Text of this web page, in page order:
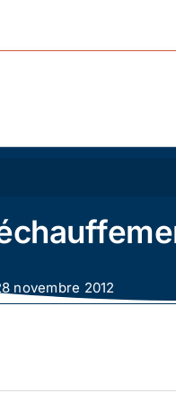
novembre 2012